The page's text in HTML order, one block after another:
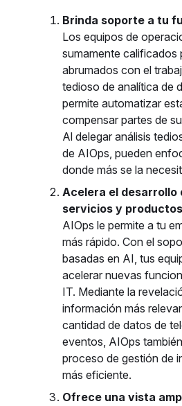
Brinda soporte a tu
Los equipos de
sumamente calificados
abrumados con el
tedioso de analítica de
permite automatizar
compensar partes de
Al delegar análisis
de AIOps, pueden
donde más se la
Acelera el desarrollo
servicios y productos
AIOps le permite a tu
más rápido. Con el
basadas en AI, tus
acelerar nuevas
IT. Mediante la
información más
cantidad de datos de
eventos, AIOps
proceso de gestión de
más eficiente.
Ofrece una vista